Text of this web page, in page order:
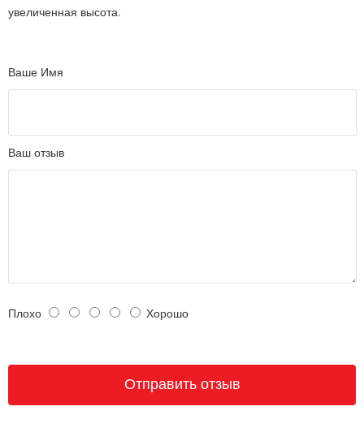
увеличенная высота.
Ваше Имя
Ваш отзыв
Плохо Хорошо